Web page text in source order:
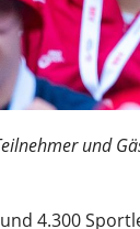
und
4.300